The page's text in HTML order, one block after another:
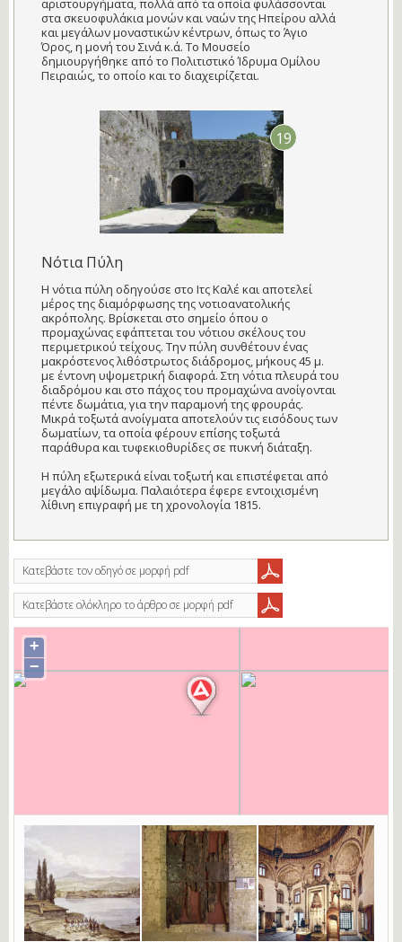
αριστουργήματα, πολλά από τα οποία φυλάσσονται
στα σκευοφυλάκια μονών και ναών της Ηπείρου αλλά
και μεγάλων μοναστικών κέντρων, όπως το Άγιο
Όρος, η μονή του Σινά κ.ά. Το Μουσείο
δημιουργήθηκε από το Πολιτιστικό Ίδρυμα Ομίλου
Πειραιώς, το οποίο και το διαχειρίζεται.
19
Νότια Πύλη
Η νότια πύλη οδηγούσε στο Ιτς Καλέ και αποτελεί
μέρος της διαμόρφωσης της νοτιοανατολικής
ακρόπολης. Βρίσκεται στο σημείο όπου ο
προμαχώνας εφάπτεται του νότιου σκέλους του
περιμετρικού τείχους. Την πύλη συνθέτουν ένας
μακρόστενος λιθόστρωτος διάδρομος, μήκους 45 μ.
με έντονη υψομετρική διαφορά. Στη νότια πλευρά του
διαδρόμου και στο πάχος του προμαχώνα ανοίγονται
πέντε δωμάτια, για την παραμονή της φρουράς.
Μικρά τοξωτά ανοίγματα αποτελούν τις εισόδους των
δωματίων, τα οποία φέρουν επίσης τοξωτά
παράθυρα και τυφεκιοθυρίδες σε πυκνή διάταξη.
Η πύλη εξωτερικά είναι τοξωτή και επιστέφεται από
μεγάλο αψίδωμα. Παλαιότερα έφερε εντοιχισμένη
λίθινη επιγραφή με τη χρονολογία 1815.
Κατεβάστε τον οδηγό σε μορφή pdf
Κατεβάστε ολόκληρο το άρθρο σε μορφή pdf
+
−